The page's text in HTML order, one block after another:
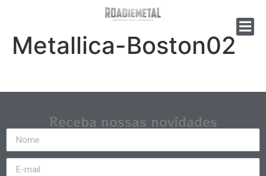
Metallica-Boston02
Receba nossas novidades